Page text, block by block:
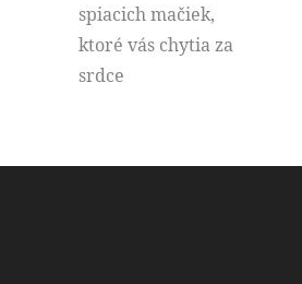
spiacich mačiek,
ktoré vás chytia za
srdce